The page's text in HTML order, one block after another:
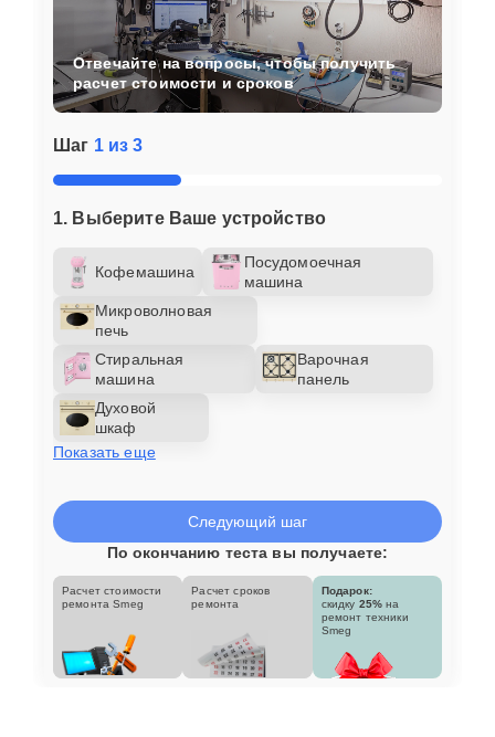
Шаг 1 из 3
1. Выберите Ваше устройство
Кофемашина
Посудомоечная
машина
Микроволновая
печь
Стиральная
машина
Варочная
панель
Духовой
шкаф
Показать еще
Отвечайте на вопросы, чтобы получить
расчет стоимости и сроков
Следующий шаг
По окончанию теста вы получаете:
Расчет стоимости
ремонта Smeg
Расчет сроков
ремонта
Подарок:
скидку 25% на
ремонт техники
Smeg